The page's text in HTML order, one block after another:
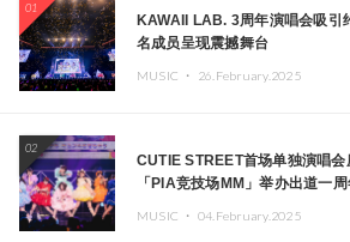
01
KAWAII LAB. 3周年演唱会吸引
名成员呈现震撼舞台
MUSIC ・ 26.February.2025
02
CUTIE STREET首场单独演唱
「PIA竞技场MM」举办出道一
MUSIC ・ 04.February.2025